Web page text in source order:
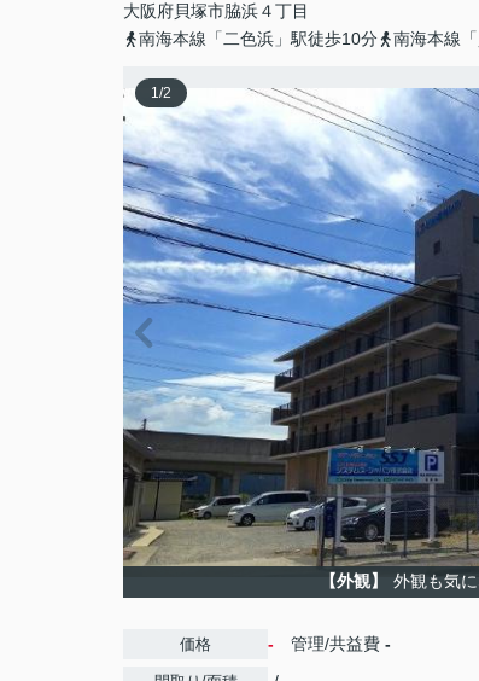
大阪府貝塚市脇浜４丁目
南海本線「二色浜」駅徒歩10分
南海本線
1/2
【外観】 外観も気
価格 - 管理/共益費 -